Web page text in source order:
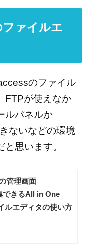
ァイルエ
のファイル
FTPが使えなか
ルパネルか
ないなどの環境
思います。
管理画面
できるAll in One
ルエディタの使い方